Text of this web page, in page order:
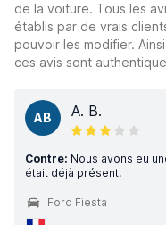
de la voiture. Tous les
établis par de vrais
pouvoir les modifier.
ces avis sont
AB A. B.
Contre: Nous avons eu
était déjà présent.
Ford Fiesta